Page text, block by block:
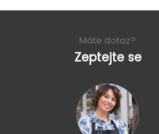
Máte dotaz?
Zeptejte se